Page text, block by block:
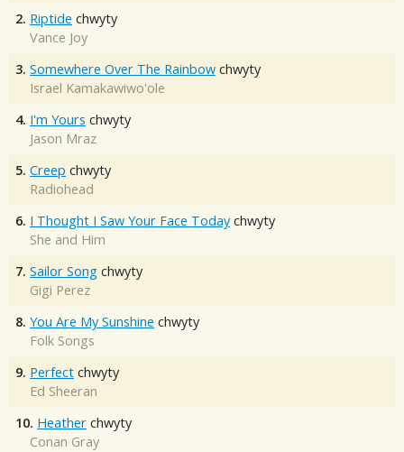
2. Riptide chwyty
Vance Joy
3. Somewhere Over The Rainbow chwyty
Israel Kamakawiwo'ole
4. I'm Yours chwyty
Jason Mraz
5. Creep chwyty
Radiohead
6. I Thought I Saw Your Face Today chwyty
She and Him
7. Sailor Song chwyty
Gigi Perez
8. You Are My Sunshine chwyty
Folk Songs
9. Perfect chwyty
Ed Sheeran
10. Heather chwyty
Conan Gray